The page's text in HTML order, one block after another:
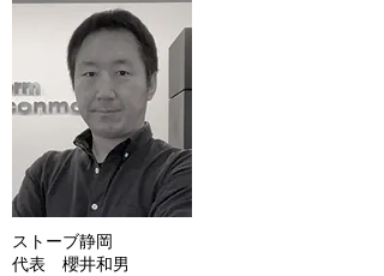
ストーブ静岡
代表 櫻井和男